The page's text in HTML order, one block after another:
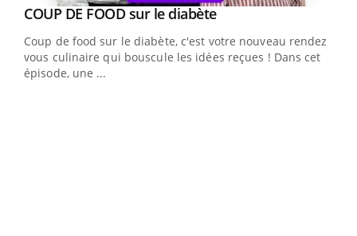
Youtube
COUP DE FOOD sur le diabèteYoutube
Coup de food sur le diabète, c'est votre nouveau rendez-
vous culinaire qui bouscule les idées reçues ! Dans cet
épisode, une ...